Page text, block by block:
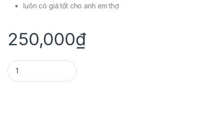
luôn có giá tốt cho anh em thợ
250,000₫
ĐỒNG HỒ TUA 3 CÁI quantity